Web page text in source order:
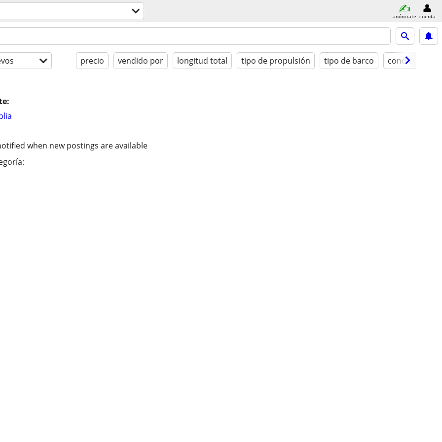
anúnciate cuenta
precio vendido por longitud total tipo de propulsión tipo de barco condición
when new postings are available